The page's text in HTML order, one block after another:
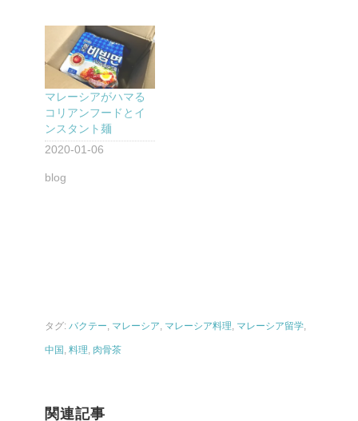
マレーシアがハマる
コリアンフードとイ
ンスタント麺
2020-01-06
blog
タグ: バクテー, マレーシア, マレーシア料理, マレーシア留学,
中国, 料理, 肉骨茶
関連記事